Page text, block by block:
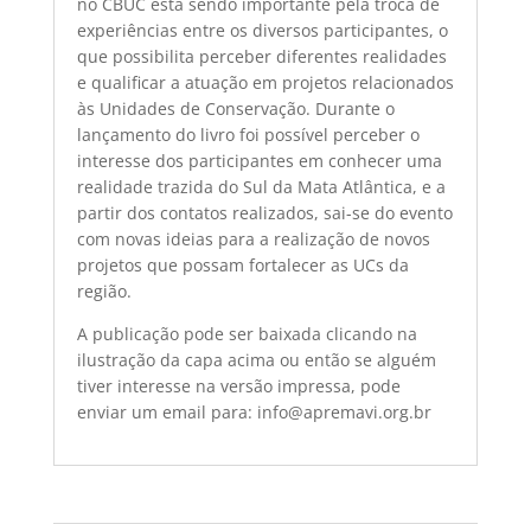
experiências entre os diversos participantes, o
que possibilita perceber diferentes realidades
e qualificar a atuação em projetos relacionados
às Unidades de Conservação. Durante o
lançamento do livro foi possível perceber o
interesse dos participantes em conhecer uma
realidade trazida do Sul da Mata Atlântica, e a
partir dos contatos realizados, sai-se do evento
com novas ideias para a realização de novos
projetos que possam fortalecer as UCs da
região.
A publicação pode ser baixada clicando na
ilustração da capa acima ou então se alguém
tiver interesse na versão impressa, pode
enviar um email para: info@apremavi.org.br